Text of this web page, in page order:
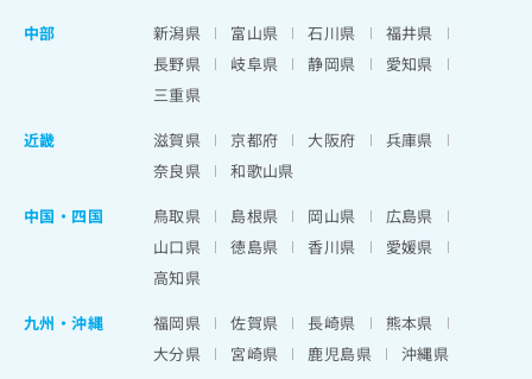
中部
新潟県 富山県 石川県
福井県
長野県
岐阜県 静岡県
愛知県
三重県
近畿
滋賀県 京都府 大阪府
兵庫県
奈良県
和歌山県
中国・四国
鳥取県 島根県 岡山県
広島県
山口県
徳島県 香川県
愛媛県
高知県
九州・沖縄
福岡県 佐賀県 長崎県
熊本県
大分県
宮崎県 鹿児島県 沖縄県